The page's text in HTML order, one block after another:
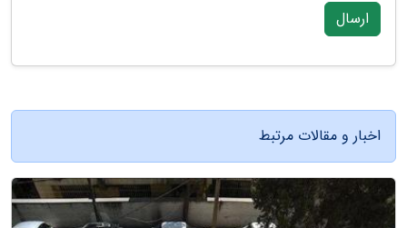
ارسال
اخبار و مقالات مرتبط